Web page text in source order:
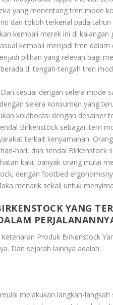
yang menentang tren mode
dan tokoh terkenal pada
kembali merek ini di kalangan
kembali menjadi tren
pilihan yang relevan bagi
di tengah-tengah tren
sesuai dengan selera
selera konsumen yang
kolaborasi dengan desainer
Birkenstock sebagai item
terkait kenyamanan.
hari, dan sendal Birkenstock
kaki, banyak orang mulai
dengan footbed
menarik sekali untuk
YANG
Ketenaran Produk Birkenstock
. Dan sejarah lainnya adalah:
melakukan langkah-